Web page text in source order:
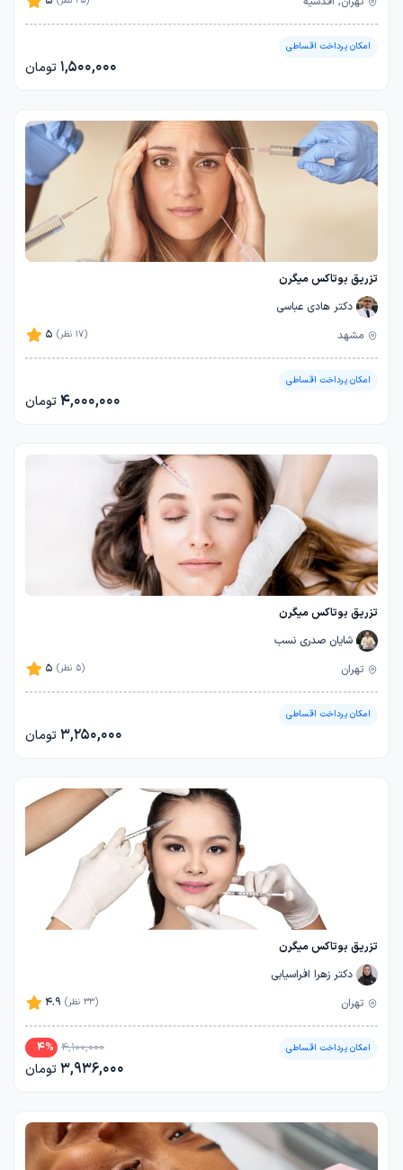
امکان پرداخت اقساطی
1,500,000تومان
تزریق بوتاکس میگرن
دکتر هادی عباسی
5
(17 نظر) مشهد
امکان پرداخت اقساطی
4,000,000تومان
تزریق بوتاکس میگرن
شایان صدری نسب
5
(5 نظر) تهران
امکان پرداخت اقساطی
3,250,000تومان
تزریق بوتاکس میگرن
دکتر زهرا افراسیابی
4.9
(33 نظر) تهران
امکان پرداخت اقساطی 4,100,000
4%
3,936,000تومان